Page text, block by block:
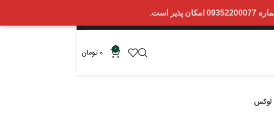
است.
0
0 تومان
لوکس